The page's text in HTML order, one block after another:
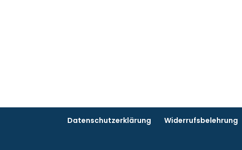
Datenschutzerklärung Widerrufsbelehrung